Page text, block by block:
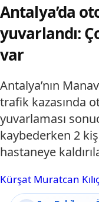
Antalya’da
yuvarlandı:
var
Antalya’nın
trafik kazasında
yuvarlaması
kaybederken 2
hastaneye
Kürşat Muratcan